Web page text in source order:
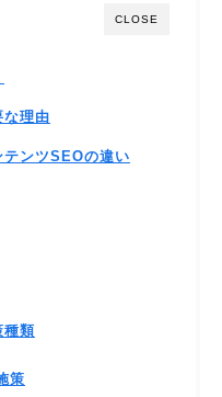
CLOSE
な理由
ンツSEOの違い
種類
策